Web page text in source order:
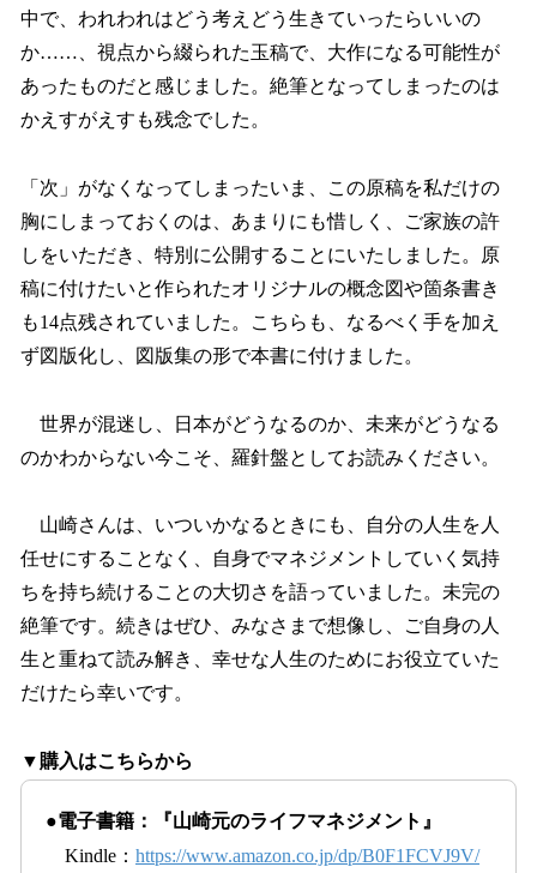
中で、われわれはどう考えどう生きていったらいいの
か……、視点から綴られた玉稿で、大作になる可能性が
あったものだと感じました。絶筆となってしまったのは
かえすがえすも残念でした。
「次」がなくなってしまったいま、この原稿を私だけの
胸にしまっておくのは、あまりにも惜しく、ご家族の許
しをいただき、特別に公開することにいたしました。原
稿に付けたいと作られたオリジナルの概念図や箇条書き
も14点残されていました。こちらも、なるべく手を加え
ず図版化し、図版集の形で本書に付けました。
世界が混迷し、日本がどうなるのか、未来がどうなる
のかわからない今こそ、羅針盤としてお読みください。
山崎さんは、いついかなるときにも、自分の人生を人
任せにすることなく、自身でマネジメントしていく気持
ちを持ち続けることの大切さを語っていました。未完の
絶筆です。続きはぜひ、みなさまで想像し、ご自身の人
生と重ねて読み解き、幸せな人生のためにお役立ていた
だけたら幸いです。
▼購入はこちらから
●電子書籍：『山崎元のライフマネジメント』
Kindle： https://www.amazon.co.jp/dp/B0F1FCVJ9V/